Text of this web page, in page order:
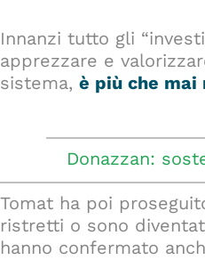
Innanzi tutto gli
apprezzare e
sistema, è più che mai
Donazzan:
Tomat ha poi
ristretti o sono
hanno confermato